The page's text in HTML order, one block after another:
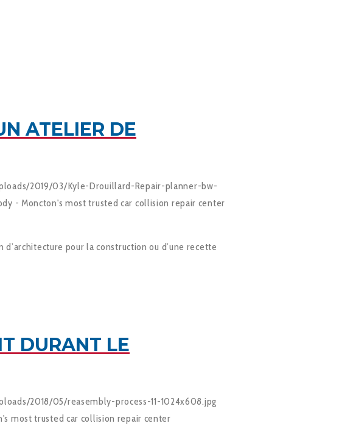
ATELIER DE
2019/03/Kyle-Drouillard-Repair-planner-bw-
- Moncton's most trusted car collision repair center
pour la construction ou d’une recette
DURANT LE
2018/05/reasembly-process-11-1024x608.jpg
most trusted car collision repair center